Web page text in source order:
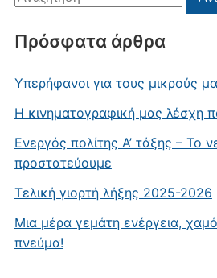
για:
Πρόσφατα άρθρα
Υπερήφανοι για τους μικρούς
Η κινηματογραφική μας λέσχη
Ενεργός πολίτης Α’ τάξης – Το
προστατεύουμε
Τελική γιορτή λήξης 2025-2026
Μια μέρα γεμάτη ενέργεια,
πνεύμα!